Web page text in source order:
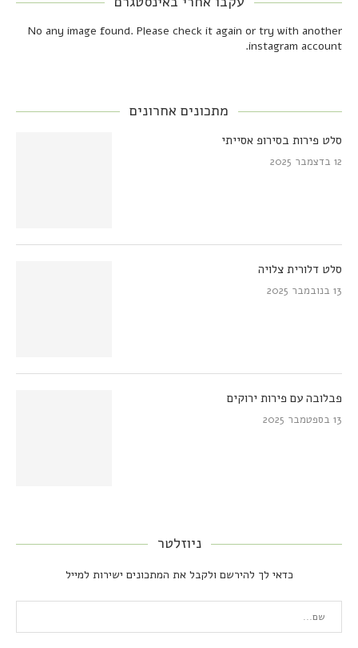
No any image found. Please check it again or try with another
instagram account.
מתכונים אחרונים
סלט פירות בסירופ אסייתי
12 בדצמבר 2025
סלט דלורית צלויה
13 בנובמבר 2025
פבלובה עם פירות ירוקים
13 בספטמבר 2025
ניוזלטר
כדאי לך להירשם ולקבל את המתכונים ישירות למייל